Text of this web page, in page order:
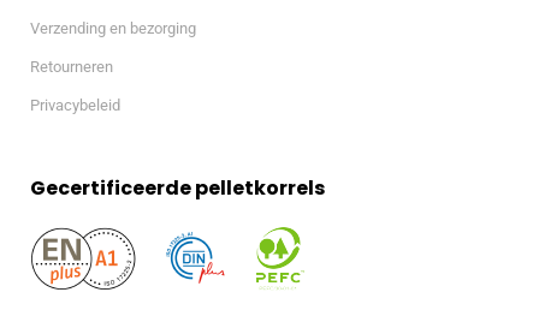
Verzending en bezorging
Retourneren
Privacybeleid
Gecertificeerde pelletkorrels